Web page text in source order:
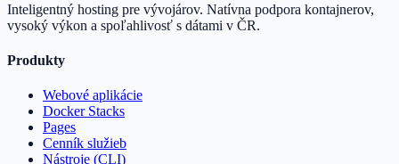
Inteligentný hosting pre vývojárov. Natívna podpora kontajnerov,
vysoký výkon a spoľahlivosť s dátami v ČR.
Produkty
Webové aplikácie
Docker Stacks
Pages
Cenník služieb
Nástroje (CLI)